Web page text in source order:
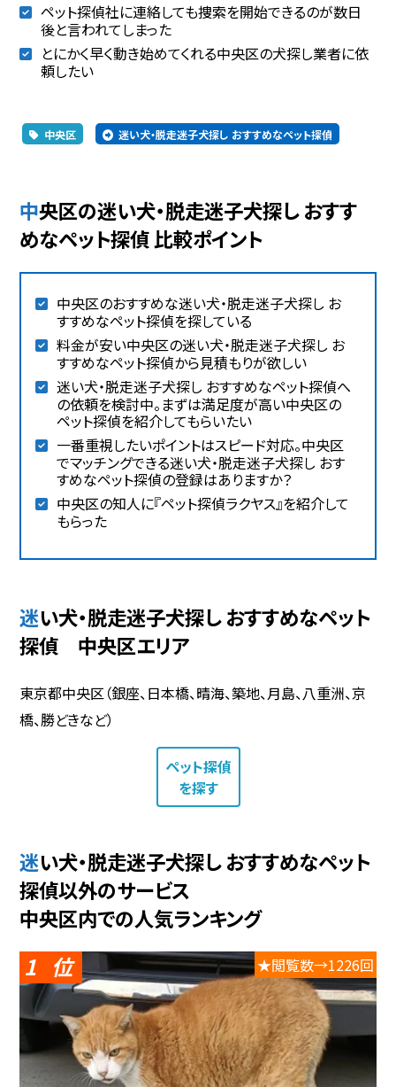
ペット探偵社に連絡しても捜索を開始できるのが数日
後と言われてしまった
とにかく早く動き始めてくれる中央区の犬探し業者に依
頼したい
中央区 迷い犬・脱走迷子犬探し おすすめなペット探偵
中央区の迷い犬・脱走迷子犬探し おすす
めなペット探偵 比較ポイント
中央区のおすすめな迷い犬・脱走迷子犬探し お
すすめなペット探偵を探している
料金が安い中央区の迷い犬・脱走迷子犬探し お
すすめなペット探偵から見積もりが欲しい
迷い犬・脱走迷子犬探し おすすめなペット探偵へ
の依頼を検討中。まずは満足度が高い中央区の
ペット探偵を紹介してもらいたい
一番重視したいポイントはスピード対応。中央区
でマッチングできる迷い犬・脱走迷子犬探し おす
すめなペット探偵の登録はありますか？
中央区の知人に『ペット探偵ラクヤス』を紹介して
もらった
迷い犬・脱走迷子犬探し おすすめなペット
探偵 中央区エリア
東京都中央区（銀座、日本橋、晴海、築地、月島、八重洲、京
橋、勝どきなど）
ペット探偵
を探す
迷い犬・脱走迷子犬探し おすすめなペット
探偵以外のサービス
中央区内での人気ランキング
1 ★閲覧数→1226回